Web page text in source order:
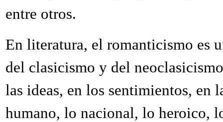
entre otros.
En literatura, el romanticismo es
del clasicismo y del
las ideas, en los sentimientos, en
humano, lo nacional, lo heroico,